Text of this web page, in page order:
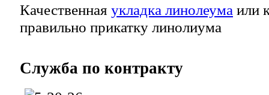
Качественная укладка линолеума или
правильно прикатку линолиума
Служба по контракту